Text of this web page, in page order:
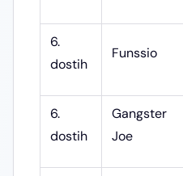
6.
dostih
Funssio
6.
dostih
Gangster
Joe